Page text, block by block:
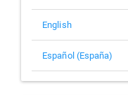
English
Español (España)